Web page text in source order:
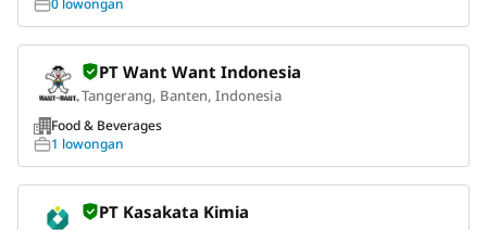
PT Want Want Indonesia
Tangerang, Banten, Indonesia
Food & Beverages
1 lowongan
PT Kasakata Kimia